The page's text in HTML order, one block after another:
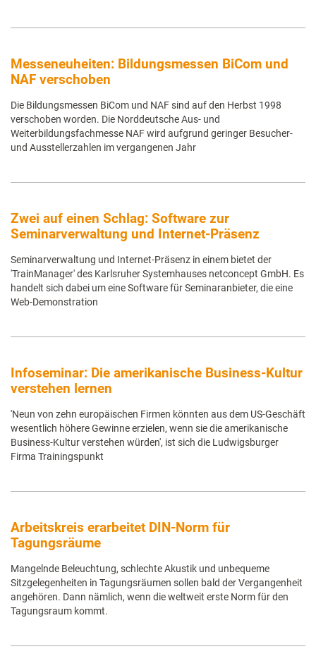
Messeneuheiten: Bildungsmessen BiCom und
NAF verschoben
Die Bildungsmessen BiCom und NAF sind auf den Herbst 1998
verschoben worden. Die Norddeutsche Aus- und
Weiterbildungsfachmesse NAF wird aufgrund geringer Besucher-
und Ausstellerzahlen im vergangenen Jahr
Zwei auf einen Schlag: Software zur
Seminarverwaltung und Internet-Präsenz
Seminarverwaltung und Internet-Präsenz in einem bietet der
'TrainManager' des Karlsruher Systemhauses netconcept GmbH. Es
handelt sich dabei um eine Software für Seminaranbieter, die eine
Web-Demonstration
Infoseminar: Die amerikanische Business-Kultur
verstehen lernen
'Neun von zehn europäischen Firmen könnten aus dem US-Geschäft
wesentlich höhere Gewinne erzielen, wenn sie die amerikanische
Business-Kultur verstehen würden', ist sich die Ludwigsburger
Firma Trainingspunkt
Arbeitskreis erarbeitet DIN-Norm für
Tagungsräume
Mangelnde Beleuchtung, schlechte Akustik und unbequeme
Sitzgelegenheiten in Tagungsräumen sollen bald der Vergangenheit
angehören. Dann nämlich, wenn die weltweit erste Norm für den
Tagungsraum kommt.